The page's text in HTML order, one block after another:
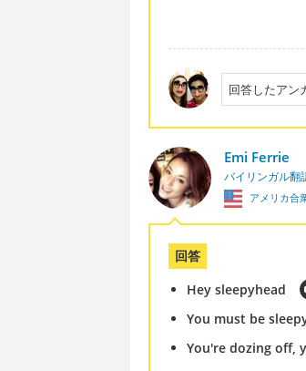
回答したアン
Emi Ferrie
バイリンガル翻
アメリカ合
回答
Hey sleepyhead
You must be
You're dozing off,